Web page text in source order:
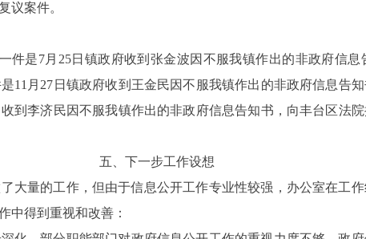
议案件。
件是7月 25日镇政府收到张金波因不服我镇作出的非政府信
11 月 27 日镇政府收到王金民因不服我镇作出的非政府信息告
到李济民因不服我镇作出的非政府信息告知书，向丰台区法
五、下一步工作设想
大量的工作，但由于信息公开工作专业性较强，办公室在工
中得到重视和改善：